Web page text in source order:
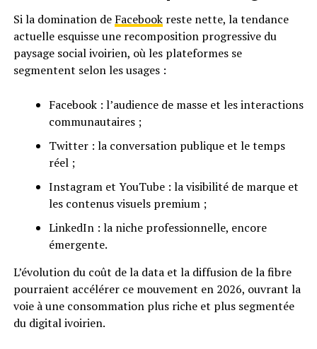
Si la domination de Facebookreste nette, la tendance
actuelle esquisse une recomposition progressive du
paysage social ivoirien, où les plateformes se
segmentent selon les usages :
Facebook : l’audience de masse et les interactions
communautaires ;
Twitter : la conversation publique et le temps
réel ;
Instagram et YouTube : la visibilité de marque et
les contenus visuels premium ;
LinkedIn : la niche professionnelle, encore
émergente.
L’évolution du coût de la data et la diffusion de la fibre
pourraient accélérer ce mouvement en 2026, ouvrant la
voie à une consommation plus riche et plus segmentée
du digital ivoirien.